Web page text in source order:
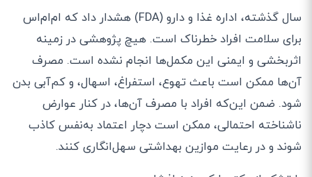
سال گذشته، اداره غذا و دارو (FDA) هشدار داد که ام‌ام‌اس
برای سلامت افراد خطرناک است. هیچ پژوهشی در زمینه
اثربخشی و ایمنی این مکمل‌ها انجام نشده است. مصرف
آن‌ها ممکن است باعث تهوع، استفراغ، اسهال، و کم‌آبی بدن
شود. ضمن این‌که افراد با مصرف آن‌ها، در کنار عوارض
ناشناخته احتمالی، ممکن است دچار اعتماد به‌نفس کاذب
شوند و در رعایت موازین بهداشتی سهل‌انگاری کنند.